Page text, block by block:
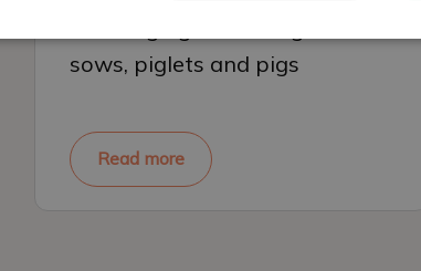
sows, piglets and pigs
Read more